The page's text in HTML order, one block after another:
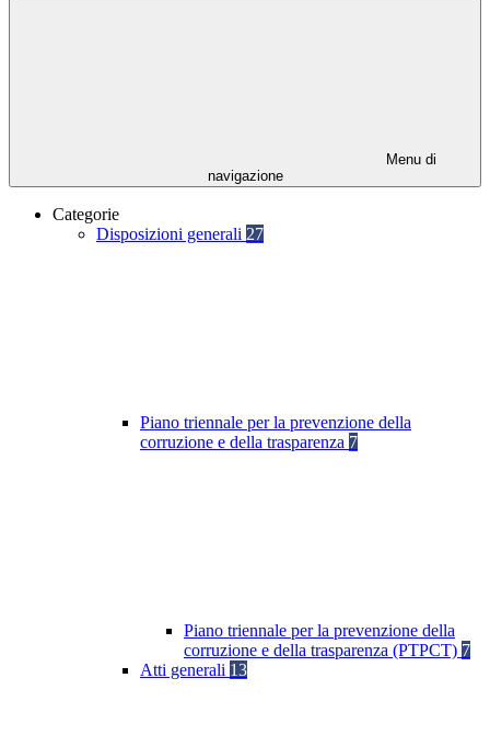
Menu di
navigazione
Categorie
Disposizioni generali 27
Piano triennale per la prevenzione della
corruzione e della trasparenza 7
Piano triennale per la prevenzione della
corruzione e della trasparenza (PTPCT) 7
Atti generali 13